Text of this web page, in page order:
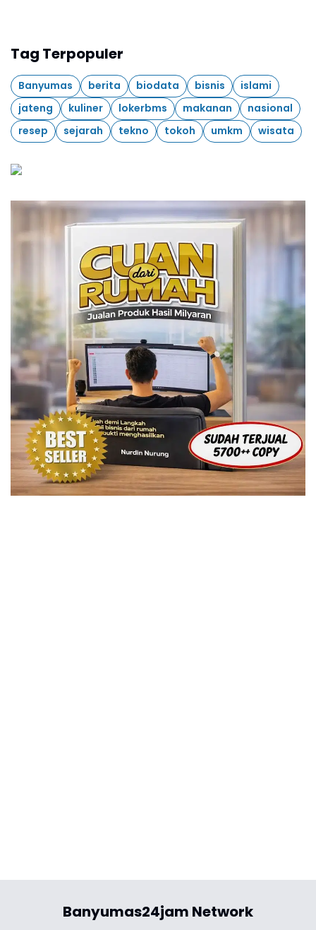
Tag Terpopuler
Banyumas berita biodata bisnis
islami
jateng
kuliner lokerbms makanan
nasional
resep
sejarah tekno tokoh umkm wisata
Banyumas24jam Network